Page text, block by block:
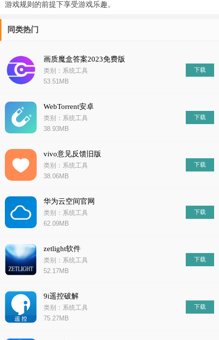
游戏规则的前提下享受游戏乐趣。
同类热门
画质魔盒答案2023免费版
类别：系统工具
53.51MB
下载
WebTorrent安卓
类别：系统工具
38.93MB
下载
vivo意见反馈旧版
类别：系统工具
38.06MB
下载
华为云空间官网
类别：系统工具
62.09MB
下载
zetlight软件
类别：系统工具
52.17MB
下载
9i遥控破解
类别：系统工具
75.27MB
下载